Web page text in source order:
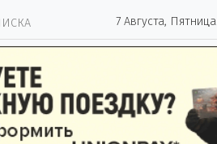
7 Августа, Пятница